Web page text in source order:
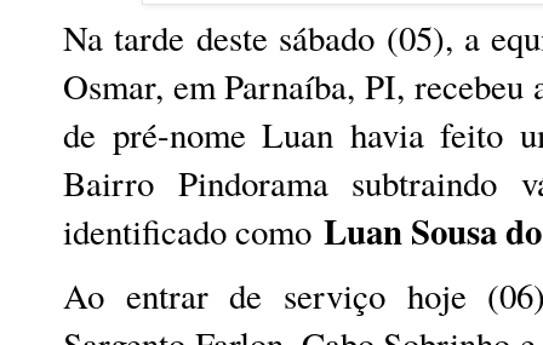
Na tarde deste sábado (05), a
Osmar, em Parnaíba, PI,
de pré-nome Luan havia feito
Bairro Pindorama subtraindo
identificado como Luan Sousa
Ao entrar de serviço hoje